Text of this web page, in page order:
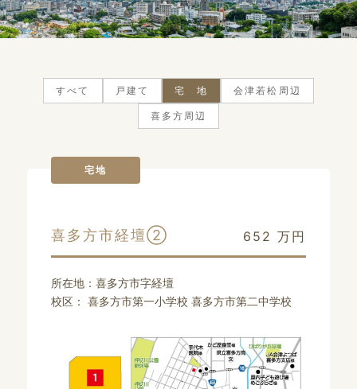
すべて 戸建て 宅 地 会津若松周辺
喜多方周辺
宅地
喜多方市経壇② 652 万円
所在地：喜多方市字経壇
校区： 喜多方市第一小学校 喜多方市第二中学校